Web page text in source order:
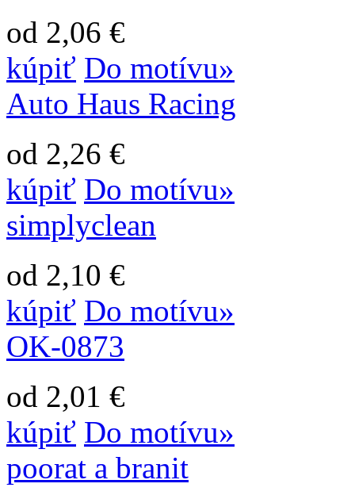
od 2,06 €
kúpiť Do motívu»
Auto Haus Racing
od 2,26 €
kúpiť Do motívu»
simplyclean
od 2,10 €
kúpiť Do motívu»
OK-0873
od 2,01 €
kúpiť Do motívu»
poorat a branit